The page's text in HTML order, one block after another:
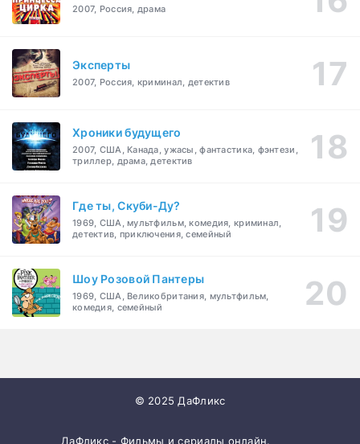
2007, Россия, драма
Эксперты
2007, Россия, криминал, детектив
Хроники будущего
2007, США, Канада, ужасы, фантастика, фэнтези,
триллер, драма, детектив
Где ты, Скуби-Ду?
1969, США, мультфильм, комедия, криминал,
детектив, приключения, семейный
Шоу Розовой Пантеры
1969, США, Великобритания, мультфильм,
комедия, семейный
© 2025 ДаФликс
ДаФликс - Фильмы и сериалы онлайн.